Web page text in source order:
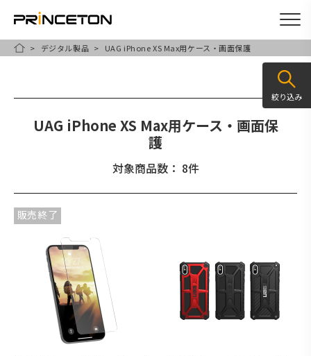
HOMEデジタル製品 UAG iPhone XS Max用ケース・画面保護
UAG iPhone XS Max用ケース・画面保
護
対象商品数： 8件
販売終了
絞り込み